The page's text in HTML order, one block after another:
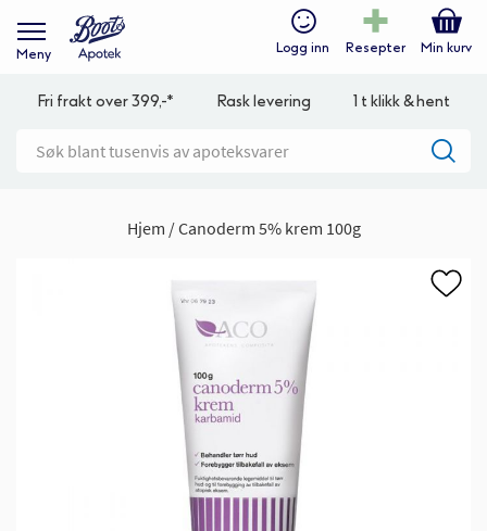
Meny Logg inn Resepter Min kurv
Fri frakt over 399,-* Rask levering 1 t klikk & hent
Hjem Canoderm 5% krem 100g